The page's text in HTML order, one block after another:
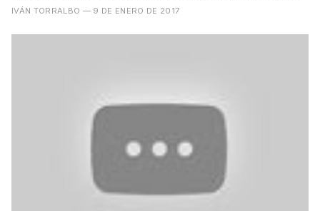
IVÁN TORRALBO — 9 DE ENERO DE 2017